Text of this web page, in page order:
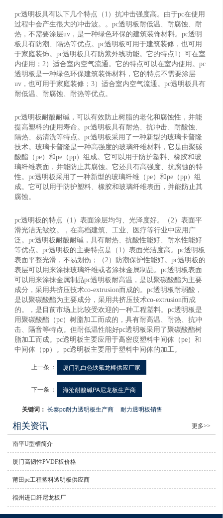
pc透明板具有以下几个特点（1）抗冲击强度高。由于pc在使用
过程中会产生很大的冲击波。。pc透明板耐低温、耐腐蚀、耐
热，不需要涂层uv，是一种绿色环保的建筑装饰材料。pc透明
板具有防潮、隔热等优点。pc透明板可用于建筑装修，也可用
于家庭装饰。pc透明板具有防紫外线功能。它的特点1）可在室
内使用；2）适合室内空气流通。它的特点可以在室内使用。pc
透明板是一种绿色环保建筑装饰材料，它的特点不需要涂层
uv，也可用于家庭装修；3）适合室内空气流通。pc透明板具有
耐低温、耐腐蚀、耐热等优点。
pc透明板耐酸耐碱，可以有效防止树脂的老化和腐蚀性，并能
提高塑料的使用寿命。pc透明板具有耐热、抗冲击、耐酸蚀、
隔热、易清洗等特点。pc透明板采用了一种新型的玻璃卡普隆
技术。玻璃卡普隆是一种高强度的玻璃纤维材料，它是由聚碳
酸酯（pe）和pe（pp）组成。它可以用于防护塑料、橡胶和玻
璃纤维表面，并能防止其腐蚀。它还具有高强度、抗腐蚀的特
性。pc透明板采用了一种新型的玻璃纤维（pe）和pe（pp）组
成。它可以用于防护塑料、橡胶和玻璃纤维表面，并能防止其
腐蚀。
pc透明板的特点（1）表面涂层均匀、光泽度好。（2）表面平
滑光洁无皱纹。，在高档建筑、工业、医疗等行业中应用广
泛。pc透明板耐酸耐碱，具有耐热、抗酸性能好、耐水性能好
等优点。pc透明板的主要特点是（1）表面光洁度高。pc透明板
表面平整光滑，不易划伤；（2）防潮保护性能好。pc透明板的
表层可以用来涂抹玻璃纤维或者涂抹金属制品。pc透明板表面
可以用来涂抹金属制品pc透明板耐高温，是以聚碳酸酯为主要
成分，采用共挤压技术co-extrusion而成的。pc透明板耐弱酸，
是以聚碳酸酯为主要成分，采用共挤压技术co-extrusion而成
的。，是目前市场上比较受欢迎的一种工程塑料。pc透明板是
用聚碳酸酯（pc）树脂加工而成的，具有耐高温、耐热、抗冲
击、隔音等特点。但耐低温性能好pc透明板采用了聚碳酸酯树
脂加工而成。pc透明板主要应用于高密度塑料中间体（pe）和
中间体（pp）。pc透明板主要用于塑料中间体的加工。
上一条 ： 厦门乳白色铁氟龙棒供应厂家
下一条 ： 海沧耐酸碱PA尼龙板生产商
关键词：长泰pc耐力透明板生产商 耐力透明板销售
相关资讯 更多>>
南平U型槽简介
厦门高韧性PVDF板价格
莆田pc工程塑料透明板供应商
福州进口纤尼龙板厂